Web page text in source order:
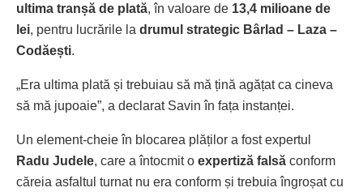
ultima tranșă de plată, în valoare de 13,4 milioane de
lei, pentru lucrările la drumul strategic Bârlad – Laza –
Codăești.
„Era ultima plată și trebuiau să mă țină agățat ca cineva
să mă jupoaie”, a declarat Savin în fața instanței.
Un element-cheie în blocarea plăților a fost expertul
Radu Judele, care a întocmit o expertiză falsă conform
căreia asfaltul turnat nu era conform și trebuia îngroșat cu